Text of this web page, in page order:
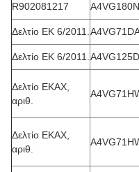
R902081217
Δελτίο ΕΚ 6/2011.
Δελτίο ΕΚ 6/2011.
Δελτίο ΕΚΑΧ,
αριθ.
Δελτίο ΕΚΑΧ,
αριθ.